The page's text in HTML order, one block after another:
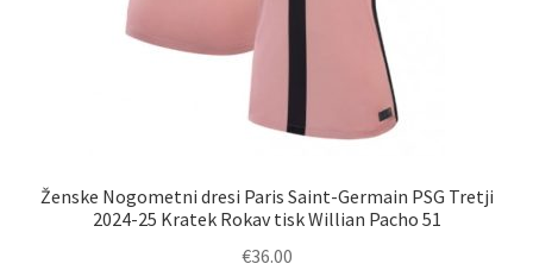
Ženske Nogometni dresi Paris Saint-Germain PSG Tretji
2024-25 Kratek Rokav tisk Willian Pacho 51
€36.00